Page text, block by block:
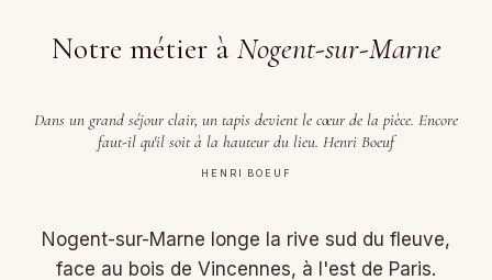
Notre métier à Nogent-sur-Marne
Dans un grand séjour clair, un tapis devient le cœur de la pièce. Encore
faut-il qu'il soit à la hauteur du lieu. Henri Boeuf
HENRI BOEUF
Nogent-sur-Marne longe la rive sud du fleuve,
face au bois de Vincennes, à l'est de Paris.